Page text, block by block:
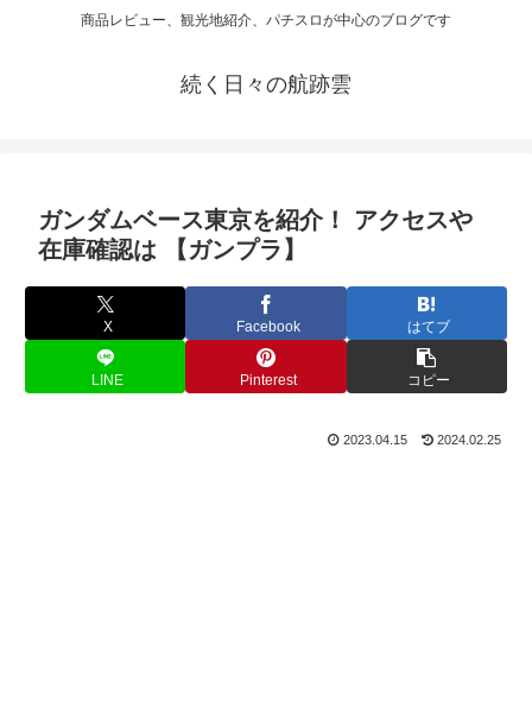
商品レビュー、観光地紹介、パチスロが中心のブログです
続く日々の航跡雲
ガンダムベース東京を紹介！ アクセスや
在庫確認は 【ガンプラ】
X Facebook はてブ
LINE Pinterest コピー
2023.04.15 2024.02.25